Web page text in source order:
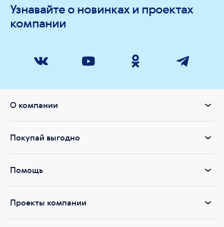
Узнавайте о новинках и проектах
компании
О компании
Покупай выгодно
Помощь
Проекты компании